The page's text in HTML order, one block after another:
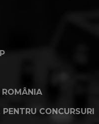
ROMÂNIA
CONCURSURI